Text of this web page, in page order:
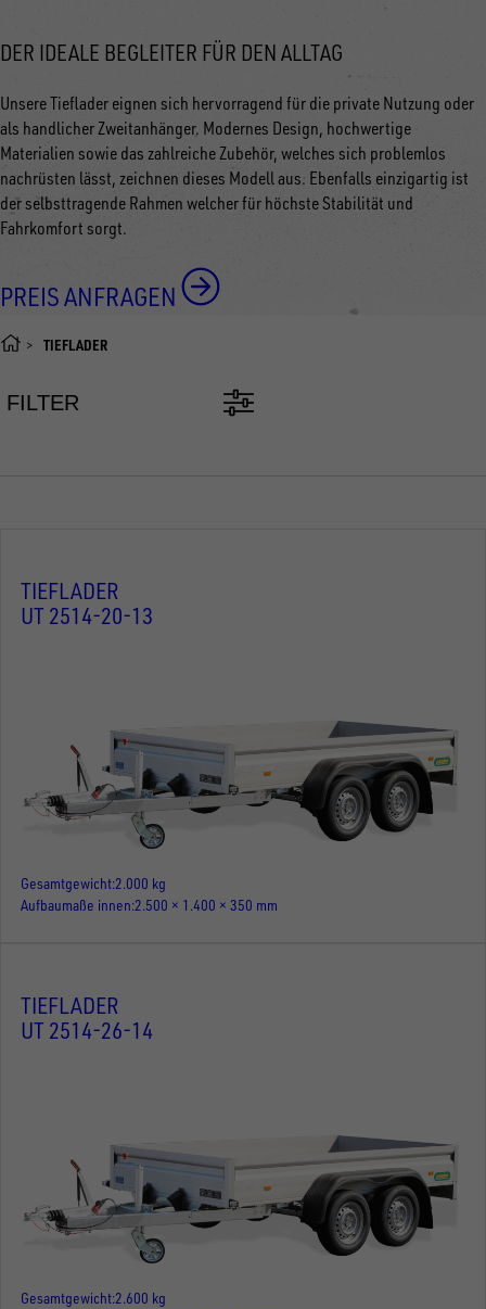
DER IDEALE BEGLEITER FÜR DEN ALLTAG
Unsere Tieflader eignen sich hervorragend für die private Nutzung oder
als handlicher Zweitanhänger. Modernes Design, hochwertige
Materialien sowie das zahlreiche Zubehör, welches sich problemlos
nachrüsten lässt, zeichnen dieses Modell aus. Ebenfalls einzigartig ist
der selbsttragende Rahmen welcher für höchste Stabilität und
Fahrkomfort sorgt.
PREIS ANFRAGEN
TIEFLADER
FILTER
TIEFLADER
UT 2514-20-13
Gesamtgewicht 2.000 kg
Aufbaumaße innen 2.500 × 1.400 × 350 mm
TIEFLADER
UT 2514-26-14
Gesamtgewicht 2.600 kg